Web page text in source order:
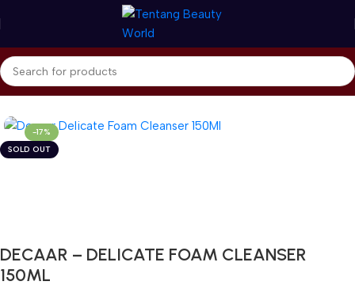
Beranda Decaar Cleanser Decaar
-17%
SOLD OUT
DECAAR – DELICATE FOAM CLEANSER
150ML